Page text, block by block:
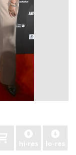
hi-res lo-res